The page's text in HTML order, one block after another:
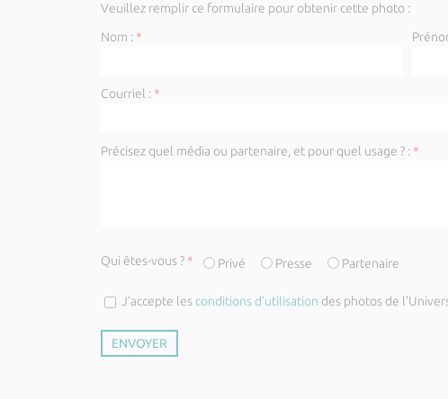
Veuillez remplir ce formulaire pour obtenir cette photo :
Nom :*
Courriel :*
Précisez quel média ou partenaire, et pour quel usage ? :*
Qui êtes-vous ?* Privé Presse Partenaire
J’accepte lesconditions d’utilisation des photos de